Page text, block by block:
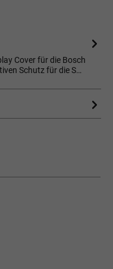
Cover für die Bosch
Schutz für die S…